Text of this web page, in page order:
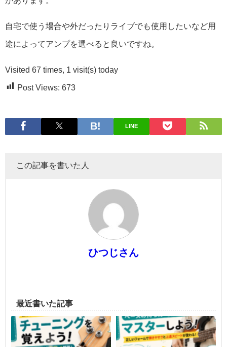
自宅で使う場合や外だったりライブでも使用したいなど用
途によってアンプを選べると良いですね。
Visited 67 times, 1 visit(s) today
Post Views: 673
LINE
この記事を書いた人
ひつじさん
最近書いた記事